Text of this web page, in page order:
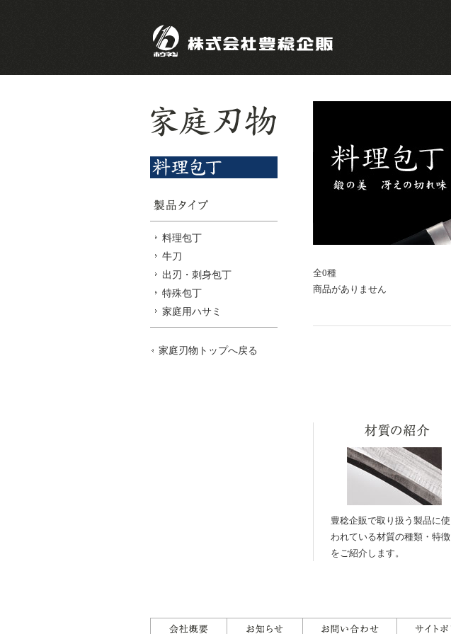
全0種
商品がありません
豊稔企販で取り扱う製品に使
われている材質の種類・特徴
をご紹介します。
料理包丁
牛刀
出刃・刺身包丁
特殊包丁
家庭用ハサミ
家庭刃物トップへ戻る